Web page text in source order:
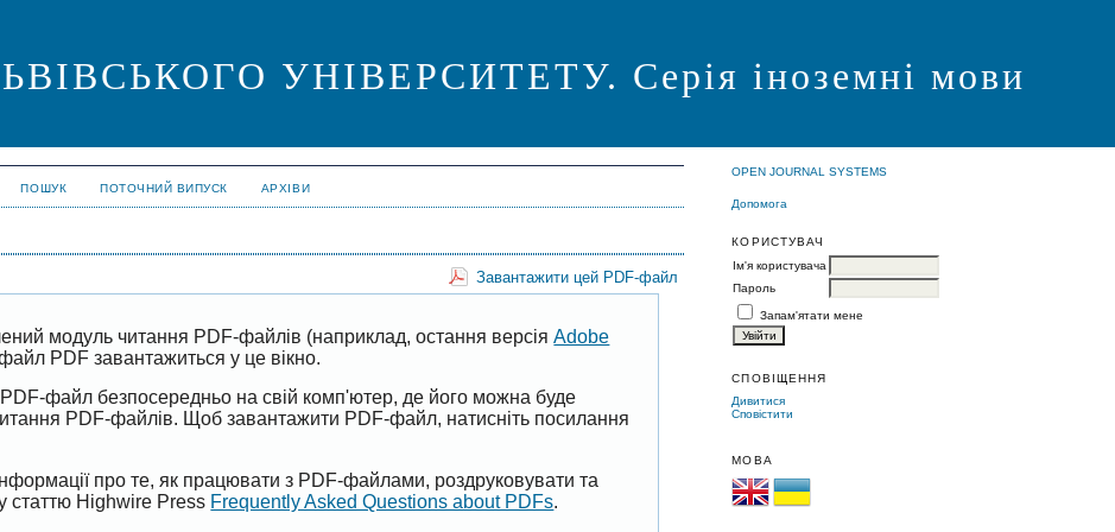
УНІВЕРСИТЕТУ. Серія іноземні мови
OPEN JOURNAL SYSTEMS
Допомога
КОРИСТУВАЧ
Ім'я користувача
Пароль
Запам'ятати мене
СПОВІЩЕННЯ
Дивитися
Сповістити
МОВА
ПОШУК ПОТОЧНИЙ ВИПУСК АРХІВИ
Завантажити цей PDF-файл
модуль читання PDF-файлів (наприклад, остання версіяAdobe
PDF завантажиться у це вікно.
файл безпосередньо на свій комп'ютер, де його можна буде
PDF-файлів. Щоб завантажити PDF-файл, натисніть посилання
про те, як працювати з PDF-файлами, роздруковувати та
статтю Highwire Press Frequently Asked Questions about PDFs.